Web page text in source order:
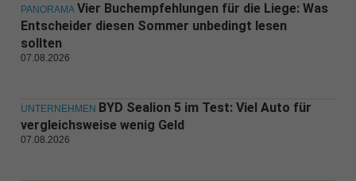
PANORAMA Vier Buchempfehlungen für die Liege: Was
Entscheider diesen Sommer unbedingt lesen
sollten
07.08.2026
UNTERNEHMEN BYD Sealion 5 im Test: Viel Auto für
vergleichsweise wenig Geld
07.08.2026